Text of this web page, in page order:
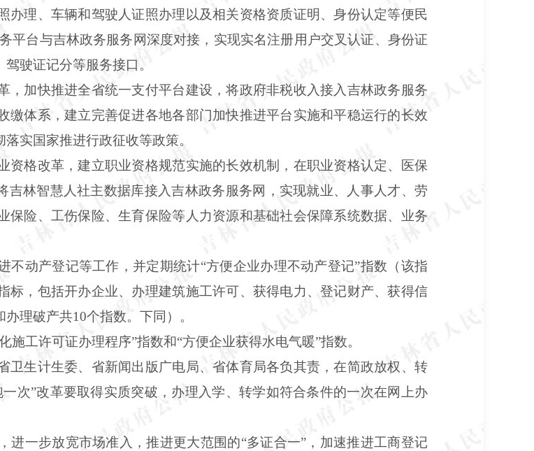
办理、车辆和驾驶人证照办理以及相关资格资质证明、身份认定等便民
平台与吉林政务服务网深度对接，实现实名注册用户交叉认证、身份证
驶证记分等服务接口。
，加快推进全省统一支付平台建设，将政府非税收入接入吉林政务服务
缴体系，建立完善促进各地各部门加快推进平台实施和平稳运行的长效
实国家推进行政征收等政策。
资格改革，建立职业资格规范实施的长效机制，在职业资格认定、医保
吉林智慧人社主数据库接入吉林政务服务网，实现就业、人事人才、劳
保险、工伤保险、生育保险等人力资源和基础社会保障系统数据、业务
不动产登记等工作，并定期统计“方便企业办理不动产登记”指数（该指
标，包括开办企业、办理建筑施工许可、获得电力、登记财产、获得信
理破产共10个指数。下同）。
施工许可证办理程序”指数和“方便企业获得水电气暖”指数。
卫生计生委、省新闻出版广电局、省体育局各负其责，在简政放权、转
次”改革要取得实质突破，办理入学、转学如符合条件的一次在网上办
进一步放宽市场准入，推进更大范围的“多证合一”，加速推进工商登记